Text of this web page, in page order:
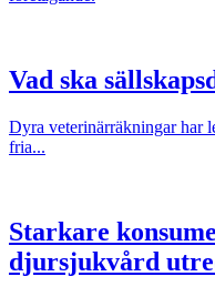
Vad ska
Dyra veterinärräkningar har
fria...
Starkare
djursjukvård